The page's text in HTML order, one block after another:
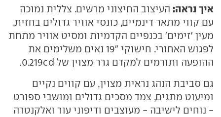
איך נראה: העיצוב החיצוני מרשים. צללית נמוכה
עם קווי מתאר דינמיים, כונסי אוויר גדולים בחזית,
מעין 'זימים' בכנפיים הקדמיות ומסיט אוויר מתחת
לפגוש האחורי. חישוקי "19 נאים משלימים את
ההופעה ותורמים למקדם גרר מצוין של 0.219cd.
גם סביבת הנהג נראית מצוין, עם קווים נקיים
ומיעוט מתגים, צמד מסכים גדולים ומושבי ספורט
- נוחים לישיבה - מעוצבים ודיפוני עור ואלקנטרה